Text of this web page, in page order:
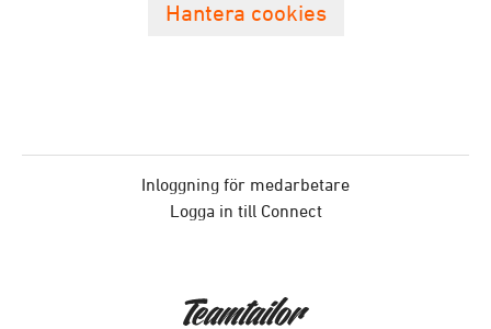
Hantera cookies
Inloggning för medarbetare
Logga in till Connect